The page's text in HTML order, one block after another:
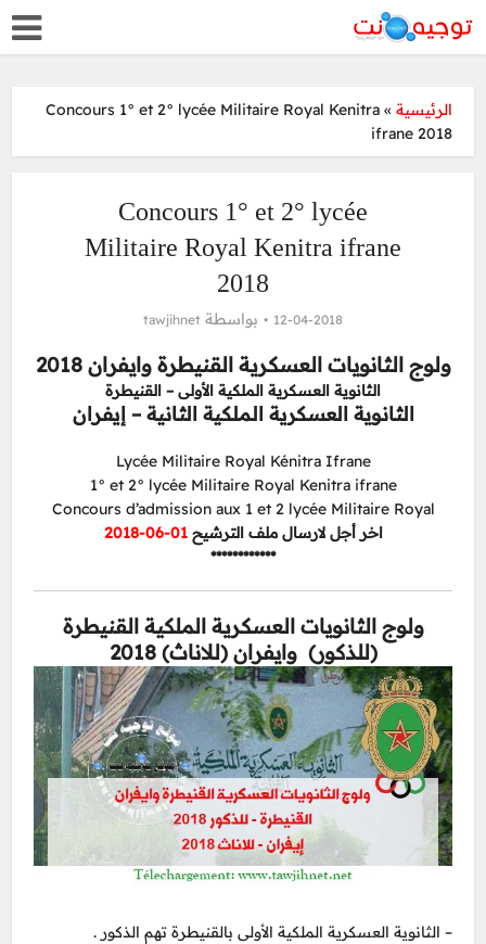
الرئيسية »
Concours 1° et 2° lycée Militaire Royal Kenitra
ifrane 2018
Concours 1° et 2° lycée
Militaire Royal Kenitra ifrane
2018
12-04-2018 بواسطة tawjihnet
ولوج الثانويات العسكرية القنيطرة وايفران 2018
الثانوية العسكرية الملكية الأولى – القنيطرة
الثانوية العسكرية الملكية الثانية – إيفران
Lycée Militaire Royal Kénitra Ifrane
1° et 2° lycée Militaire Royal Kenitra ifrane
Concours d’admission aux 1 et 2 lycée Militaire Royal
اخر أجل لارسال ملف الترشيح01-06-2018
************
ولوج الثانويات العسكرية الملكية القنيطرة
(للذكور) وايفران (للاناث) 2018
– الثانوية العسكرية الملكية الأولى بالقنيطرة تهم الذكور .